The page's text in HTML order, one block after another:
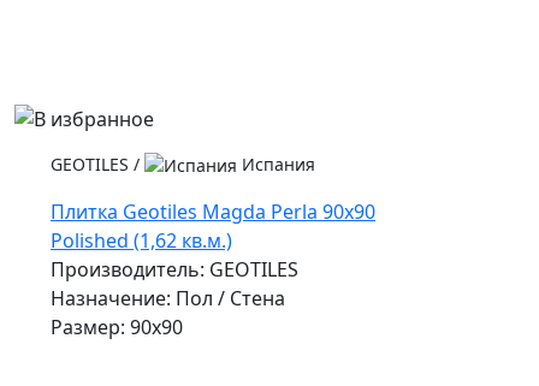
GEOTILES / Испания
Плитка Geotiles Magda Perla 90x90
Polished (1,62 кв.м.)
Производитель: GEOTILES
Назначение: Пол / Стена
Размер: 90x90